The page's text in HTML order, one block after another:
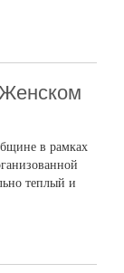
в рамках
теплый и